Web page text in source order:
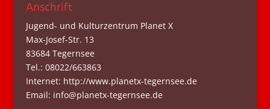
Anschrift
Jugend- und Kulturzentrum Planet X
Max-Josef-Str. 13
83684 Tegernsee
Tel.: 08022/663863
Internet: http://www.planetx-tegernsee.de
Email: info@planetx-tegernsee.de